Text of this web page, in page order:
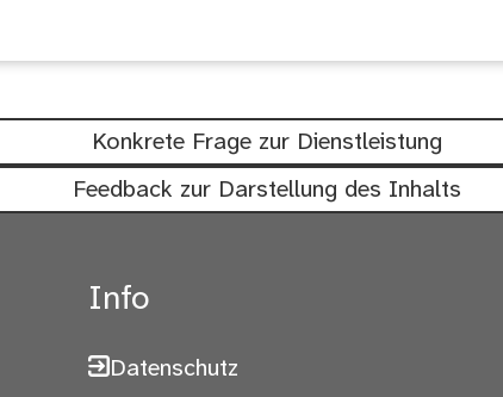
Konkrete Frage zur Dienstleistung
Feedback zur Darstellung des Inhalts
Info
Datenschutz